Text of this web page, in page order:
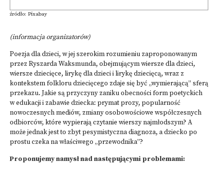
źródło: Pixabay
(informacja organizatorów)
Poezja dla dzieci, w jej szerokim rozumieniu zaproponowanym
przez Ryszarda Waksmunda, obejmującym wiersze dla dzieci,
wiersze dziecięce, lirykę dla dzieci i lirykę dziecięcą, wraz z
kontekstem folkloru dziecięcego zdaje się być „wymierającą” sferą
przekazu. Jakie są przyczyny zaniku obecności form poetyckich
w edukacji i zabawie dziecka: prymat prozy, popularność
nowoczesnych mediów, zmiany osobowościowe współczesnych
odbiorców, które wypierają czytanie wierszy najmłodszym? A
może jednak jest to zbyt pesymistyczna diagnoza, a dziecko po
prostu czeka na właściwego „przewodnika”?
Proponujemy namysł nad następującymi problemami: